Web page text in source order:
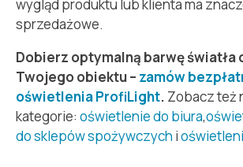
wygląd produktu lub klienta ma
sprzedażowe.
Dobierz optymalną barwę światła
Twojego obiektu – zamów
oświetlenia ProfiLight. Zobacz też
kategorie: oświetlenie do biura,
do sklepów spożywczych i